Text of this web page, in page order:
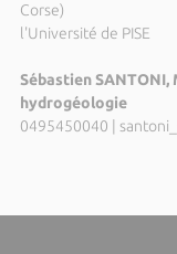
Corse)
l'Université de PISE
Sébastien
hydrogéologie
0495450040